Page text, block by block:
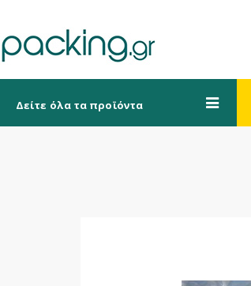
Δείτε όλα τα προϊόντα